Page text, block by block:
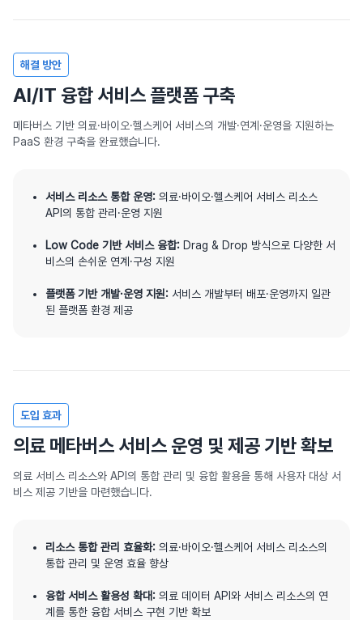
해결 방안
AI/IT 융합 서비스 플랫폼 구축
메타버스 기반 의료·바이오·헬스케어 서비스의 개발·연계·운영을 지원하는
PaaS 환경 구축을 완료했습니다.
서비스 리소스 통합 운영: 의료·바이오·헬스케어 서비스 리소스
API의 통합 관리·운영 지원
Low Code 기반 서비스 융합: Drag & Drop 방식으로 다양한 서
비스의 손쉬운 연계·구성 지원
플랫폼 기반 개발·운영 지원: 서비스 개발부터 배포·운영까지 일관
된 플랫폼 환경 제공
도입 효과
의료 메타버스 서비스 운영 및 제공 기반 확보
의료 서비스 리소스와 API의 통합 관리 및 융합 활용을 통해 사용자 대상 서
비스 제공 기반을 마련했습니다.
리소스 통합 관리 효율화: 의료·바이오·헬스케어 서비스 리소스의
통합 관리 및 운영 효율 향상
융합 서비스 활용성 확대: 의료 데이터 API와 서비스 리소스의 연
계를 통한 융합 서비스 구현 기반 확보